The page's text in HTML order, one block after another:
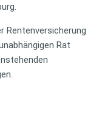
Rentenversicherung
Rat